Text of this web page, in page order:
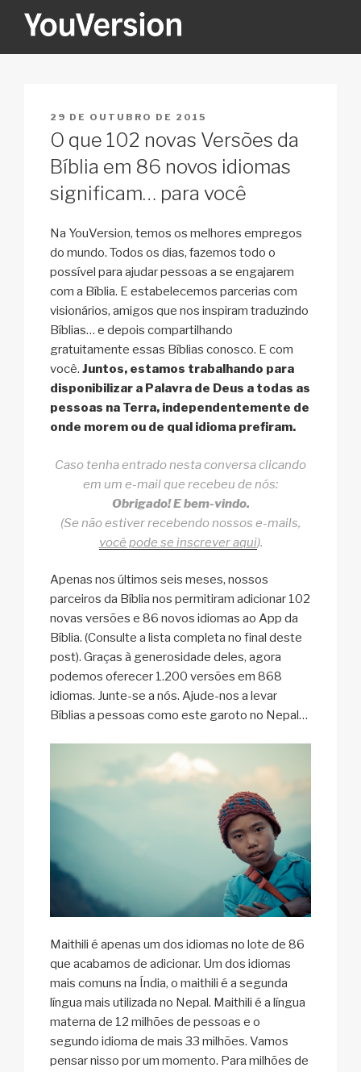
YOUVERSION
PUBLICADO
EM
29 DE OUTUBRO DE 2015
O que 102 novas Versões da
Bíblia em 86 novos idiomas
significam… para você
Na YouVersion, temos os melhores empregos
do mundo. Todos os dias, fazemos todo o
possível para ajudar pessoas a se engajarem
com a Bíblia. E estabelecemos parcerias com
visionários, amigos que nos inspiram traduzindo
Bíblias… e depois compartilhando
gratuitamente essas Bíblias conosco. E com
você. Juntos, estamos trabalhando para
disponibilizar a Palavra de Deus a todas as
pessoas na Terra, independentemente de
onde morem ou de qual idioma prefiram.
Caso tenha entrado nesta conversa clicando
em um e-mail que recebeu de nós:
Obrigado! E bem-vindo.
(Se não estiver recebendo nossos e-mails,
você pode se inscrever aqui).
Apenas nos últimos seis meses, nossos
parceiros da Bíblia nos permitiram adicionar 102
novas versões e 86 novos idiomas ao App da
Bíblia. (Consulte a lista completa no final deste
post). Graças à generosidade deles, agora
podemos oferecer 1.200 versões em 868
idiomas. Junte-se a nós. Ajude-nos a levar
Bíblias a pessoas como este garoto no Nepal…
Maithili é apenas um dos idiomas no lote de 86
que acabamos de adicionar. Um dos idiomas
mais comuns na Índia, o maithili é a segunda
língua mais utilizada no Nepal. Maithili é a língua
materna de 12 milhões de pessoas e o
segundo idioma de mais 33 milhões. Vamos
pensar nisso por um momento. Para milhões de